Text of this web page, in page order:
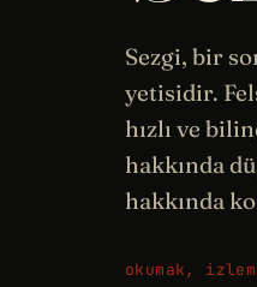
Sezgi, bir
yetisidir.
hızlı ve
hakkında
hakkında
okumak,